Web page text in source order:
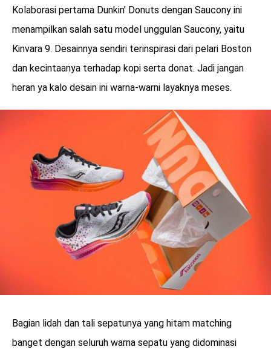
Kolaborasi pertama Dunkin' Donuts dengan Saucony ini
menampilkan salah satu model unggulan Saucony, yaitu
Kinvara 9. Desainnya sendiri terinspirasi dari pelari Boston
dan kecintaanya terhadap kopi serta donat. Jadi jangan
heran ya kalo desain ini warna-warni layaknya meses.
Bagian lidah dan tali sepatunya yang hitam matching
banget dengan seluruh warna sepatu yang didominasi